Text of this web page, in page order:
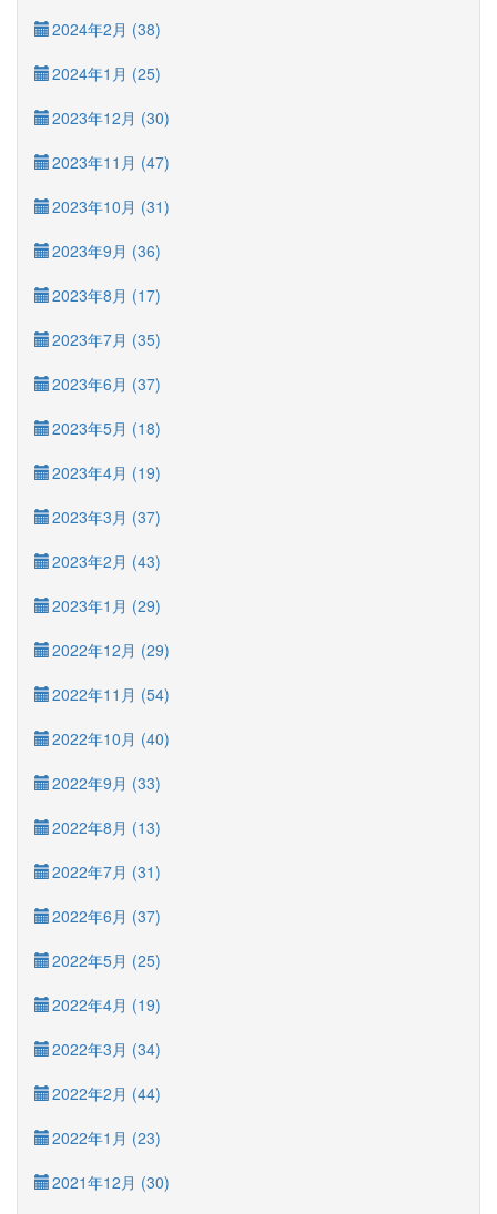
2024年2月 (38)
2024年1月 (25)
2023年12月 (30)
2023年11月 (47)
2023年10月 (31)
2023年9月 (36)
2023年8月 (17)
2023年7月 (35)
2023年6月 (37)
2023年5月 (18)
2023年4月 (19)
2023年3月 (37)
2023年2月 (43)
2023年1月 (29)
2022年12月 (29)
2022年11月 (54)
2022年10月 (40)
2022年9月 (33)
2022年8月 (13)
2022年7月 (31)
2022年6月 (37)
2022年5月 (25)
2022年4月 (19)
2022年3月 (34)
2022年2月 (44)
2022年1月 (23)
2021年12月 (30)